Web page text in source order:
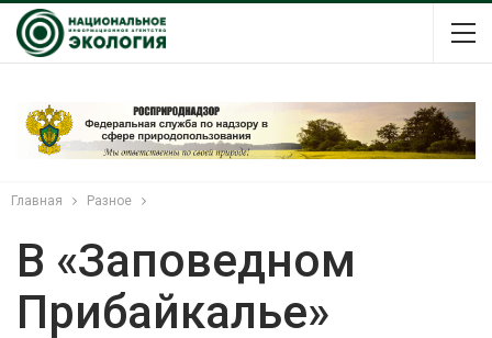
Главная Разное
В «Заповедном
Прибайкалье»